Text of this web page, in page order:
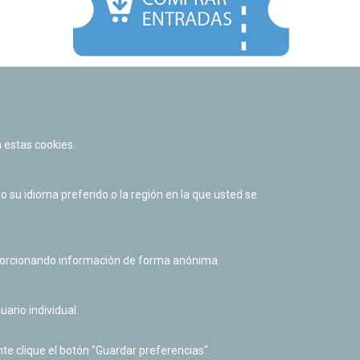
Política de cookies
Derecho de acceso a información pública
cookies.
su idioma preferido o la región en la que usted se
información de forma anónima.
individual.
clique el botón "Guardar preferencias".